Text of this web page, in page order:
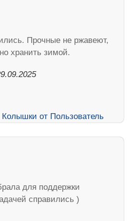
Прочные не ржавеют,
хранить зимой.
для поддержки
справились )